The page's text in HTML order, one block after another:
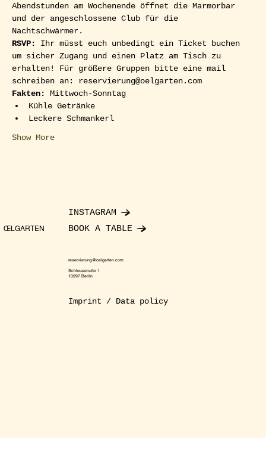
Abendstunden am Wochenende öffnet die Marmorbar
und der angeschlossene Club für die
Nachtschwärmer.
RSVP: Ihr müsst euch unbedingt ein Ticket buchen
um sicher Zugang und einen Platz am Tisch zu
erhalten! Für größere Gruppen bitte eine mail
schreiben an: reservierung@oelgarten.com
Fakten:
Mittwoch-Sonntag
Kühle Getränke
Leckere Schmankerl
Show More
ŒLGARTEN
INSTAGRAM
BOOK A TABLE
reservierung@oelgarten.com
Schleusenufer 1
10997 Berlin
Imprint / Data policy